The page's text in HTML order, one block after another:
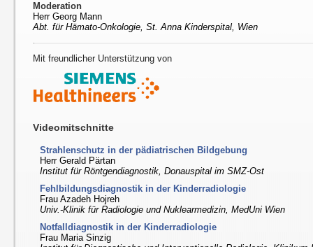
Moderation
Herr Georg Mann
Abt. für Hämato-Onkologie, St. Anna Kinderspital, Wien
Mit freundlicher Unterstützung von
Videomitschnitte
Strahlenschutz in der pädiatrischen Bildgebung
Herr Gerald Pärtan
Institut für Röntgendiagnostik, Donauspital im SMZ-Ost
Fehlbildungsdiagnostik in der Kinderradiologie
Frau Azadeh Hojreh
Univ.-Klinik für Radiologie und Nuklearmedizin, MedUni Wien
Notfalldiagnostik in der Kinderradiologie
Frau Maria Sinzig